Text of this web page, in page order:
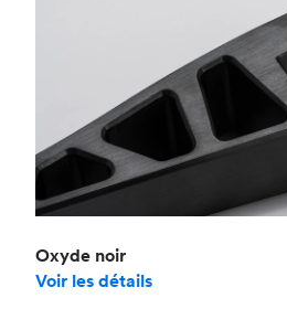
Oxyde noir
Voir les détails